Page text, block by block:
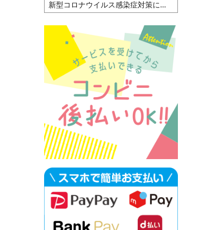
新型コロナウイルス感染症対策に...